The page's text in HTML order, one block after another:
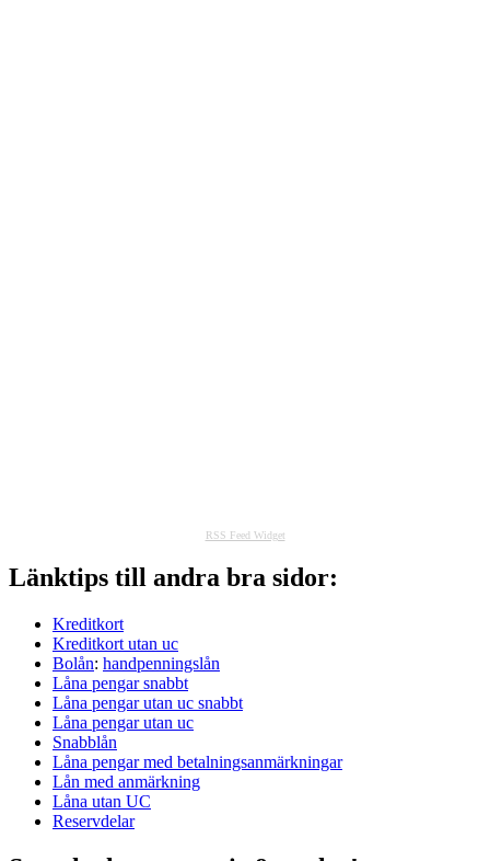
RSS Feed Widget
Länktips till andra bra sidor:
Kreditkort
Kreditkort utan uc
Bolån: handpenningslån
Låna pengar snabbt
Låna pengar utan uc snabbt
Låna pengar utan uc
Snabblån
Låna pengar med betalningsanmärkningar
Lån med anmärkning
Låna utan UC
Reservdelar